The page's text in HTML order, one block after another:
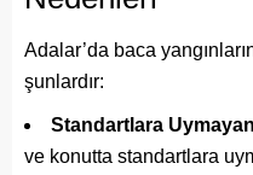
Adalar’da baca
şunlardır:
Standartlara
ve konutta standartlara